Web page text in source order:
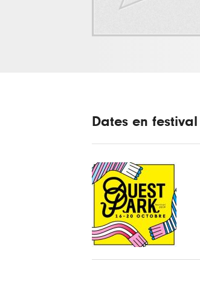
Dates en festival